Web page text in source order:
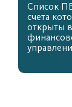
Список
счета
открыты в